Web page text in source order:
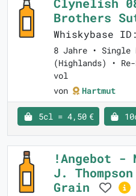
Clynelish
Brothers
Whiskybase
8 Jahre • Single
(Highlands) •
vol
von
Hartmut
5cl = 4,50 €
!Angebot -
J.
Grain